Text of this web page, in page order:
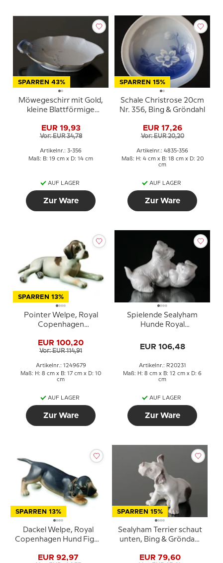
SPARREN 43%
Möwegeschirr mit Gold,
kleine Blattförmige
Gröndahl Nr. 356 oder
198
EUR 19,93
Vor: EUR 34,78
Artikelnr.: 3-356
Maß: B: 19 cm x D: 14 cm
AUF LAGER
Zur Ware
SPARREN 15%
Schale Christrose 20cm
Nr. 356, Bing & Gröndahl
EUR 17,26
Vor: EUR 20,20
Artikelnr.: 4835-356
Maß: H: 4 cm x B: 18 cm x D: 20
cm
AUF LAGER
Zur Ware
SPARREN 13%
Pointer Welpe, Royal
Copenhagen
EUR 100,20
Vor: EUR 114,91
Artikelnr.: 1249679
Maß: H: 8 cm x B: 17 cm x D: 10
cm
AUF LAGER
Zur Ware
Spielende Sealyham
Hunde Royal
Hundefigur Nr. 20231
EUR 106,48
Artikelnr.: R20231
Maß: H: 8 cm x B: 12 cm x D: 6
cm
AUF LAGER
Zur Ware
SPARREN 13%
Dackel Welpe, Royal
Copenhagen Hund Figur
EUR 92,97
SPARREN 15%
Sealyham Terrier schaut
unten, Bing & Gröndahl
EUR 79,60